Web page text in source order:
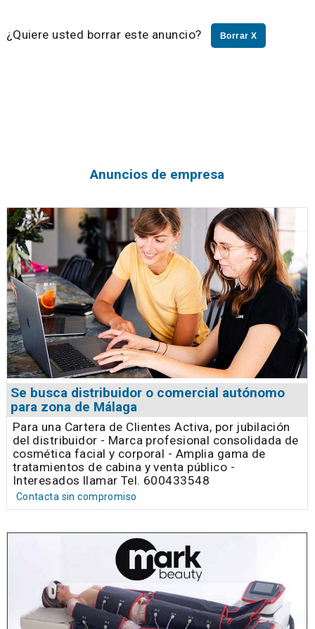
¿Quiere usted borrar este anuncio? Borrar X
Anuncios de empresa
Se busca distribuidor o comercial autónomo
para zona de Málaga
Para una Cartera de Clientes Activa, por jubilación
del distribuidor - Marca profesional consolidada de
cosmética facial y corporal - Amplia gama de
tratamientos de cabina y venta público -
Interesados llamar Tel. 600433548
Contacta sin compromiso